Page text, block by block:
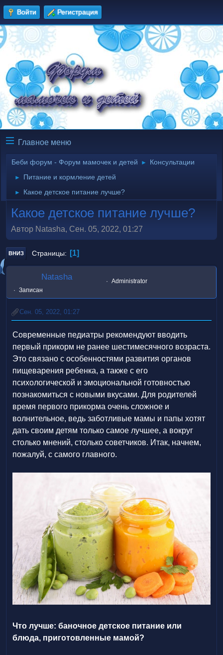
Войти Регистрация
Главное меню
Беби форум - Форум мамочек и детей ► Консультации
► Питание и кормление детей
► Какое детское питание лучше?
Какое детское питание лучше?
Автор Natasha, Сен. 05, 2022, 01:27
ВНИЗ Страницы 1
Natasha
Administrator
Записан
Сен. 05, 2022, 01:27
Современные педиатры рекомендуют вводить
первый прикорм не ранее шестимесячного возраста.
Это связано с особенностями развития органов
пищеварения ребенка, а также с его
психологической и эмоциональной готовностью
познакомиться с новыми вкусами. Для родителей
время первого прикорма очень сложное и
волнительное, ведь заботливые мамы и папы хотят
дать своим детям только самое лучшее, а вокруг
столько мнений, столько советчиков. Итак, начнем,
пожалуй, с самого главного.
Что лучше: баночное детское питание или
блюда, приготовленные мамой?